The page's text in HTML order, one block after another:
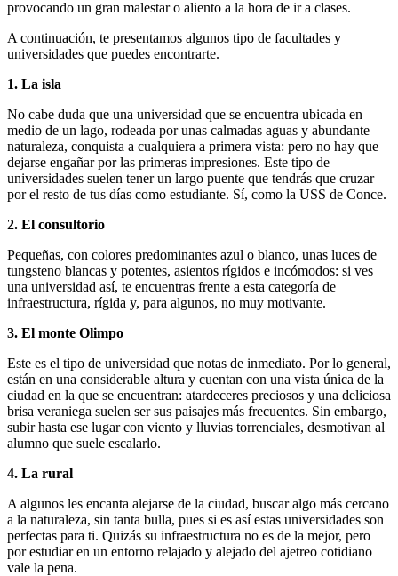
provocando un gran malestar o aliento a la hora de ir a clases.
A continuación, te presentamos algunos tipo de facultades y
universidades que puedes encontrarte.
1. La isla
No cabe duda que una universidad que se encuentra ubicada en
medio de un lago, rodeada por unas calmadas aguas y abundante
naturaleza, conquista a cualquiera a primera vista: pero no hay que
dejarse engañar por las primeras impresiones. Este tipo de
universidades suelen tener un largo puente que tendrás que cruzar
por el resto de tus días como estudiante. Sí, como la USS de Conce.
2. El consultorio
Pequeñas, con colores predominantes azul o blanco, unas luces de
tungsteno blancas y potentes, asientos rígidos e incómodos: si ves
una universidad así, te encuentras frente a esta categoría de
infraestructura, rígida y, para algunos, no muy motivante.
3. El monte Olimpo
Este es el tipo de universidad que notas de inmediato. Por lo general,
están en una considerable altura y cuentan con una vista única de la
ciudad en la que se encuentran: atardeceres preciosos y una deliciosa
brisa veraniega suelen ser sus paisajes más frecuentes. Sin embargo,
subir hasta ese lugar con viento y lluvias torrenciales, desmotivan al
alumno que suele escalarlo.
4. La rural
A algunos les encanta alejarse de la ciudad, buscar algo más cercano
a la naturaleza, sin tanta bulla, pues si es así estas universidades son
perfectas para ti. Quizás su infraestructura no es de la mejor, pero
por estudiar en un entorno relajado y alejado del ajetreo cotidiano
vale la pena.